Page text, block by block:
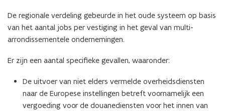
De regionale verdeling gebeurde in het oude systeem op basis
van het aantal jobs per vestiging in het geval van multi-
arrondissementele ondernemingen.
Er zijn een aantal specifieke gevallen, waaronder:
De uitvoer van niet elders vermelde overheidsdiensten
naar de Europese instellingen betreft voornamelijk een
vergoeding voor de douanediensten voor het innen van